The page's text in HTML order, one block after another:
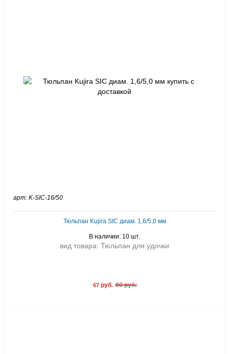
арт: K-SIC-16/50
Тюльпан Kujira SIC диам. 1,6/5,0 мм
В наличии: 10 шт.
вид товара: Тюльпан для удочки
67руб. 80 руб.